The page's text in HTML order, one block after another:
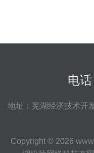
电
地址：芜湖经济技术开
Copyright © 2026